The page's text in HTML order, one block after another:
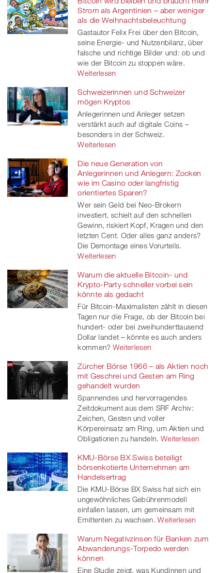
Strom als Argentinien – aber weniger
als die Weihnachtsbeleuchtung
Gastautor Felix Frei über den Bitcoin,
seine Energie- und Nutzenbilanz, über
falsche und richtige Bilder und: ob und
wie der Bitcoin zu stoppen wäre.
Weiterlesen
Schweizerinnen und Schweizer
mögen Kryptos
Anlegerinnen und Anleger setzen
verstärkt auch auf digitale Coins –
besonders in der Schweiz.
Weiterlesen
Die neue Generation von
Anlegerinnen und Anlegern: Zocken
wie im Casino oder langfristig
orientiertes Sparen?
Wer sein Geld bei Neo-Brokern
investiert, schielt auf den schnellen
Gewinn, riskiert Kopf, Kragen und den
letzten Cent. Oder alles ganz anders?
Die Demontage eines Vorurteils.
Weiterlesen
Warum die aktuelle Bitcoin- und
Krypto-Party schneller vorbei sein
könnte als gedacht
Für Bitcoin-Maximalisten zählt in diesen
Tagen nur die Frage, ob der Bitcoin bei
hundert- oder bei zweihunderttausend
Dollar landet – könnte es auch anders
kommen? Weiterlesen
Zürcher Börse 1966 – als Aktien noch
mit Geschrei und Gesten am Ring
gehandelt wurden
Spannendes und hervorragendes
Zeitdokument aus dem SRF Archiv:
Zeichen, Gesten und voller
Körpereinsatz am Ring, um Aktien und
Obligationen zu handeln. Weiterlesen
KMU-Börse BX Swiss beteiligt
börsenkotierte Unternehmen am
Handelsertrag
Die KMU-Börse BX Swiss hat sich ein
ungewöhnliches Gebührenmodell
einfallen lassen, um gemeinsam mit
Emittenten zu wachsen. Weiterlesen
Warum Negativzinsen für Banken zum
Abwanderungs-Torpedo werden
können
Eine Studie zeigt, was Kundinnen und